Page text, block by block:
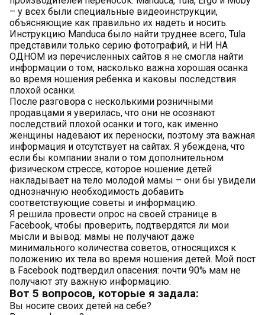
– у всех были специальные видеоинструкции,
объясняющие как правильно их надеть и носить.
Инструкцию Manduca было найти труднее всего, Tula
представили только серию фотографий, и НИ НА
ОДНОМ из перечисленных сайтов я не смогла найти
информации о том, насколько важна хорошая осанка
во время ношения ребенка и каковы последствия
плохой осанки.
После разговора с несколькими розничными
продавцами я уверилась, что они не осознают
последствий плохой осанки и того, как именно
женщины надевают их переноски, поэтому эта важная
информация и отсутствует на сайтах. Я убеждена, что
если бы компании знали о том дополнительном
физическом стрессе, которое ношение детей
накладывает на тело молодой мамы – они бы увидели
однозначную необходимость добавить
соответствующие советы и информацию.
Я решила провести опрос на своей странице в
Facebook, чтобы проверить, подтвердятся ли мои
мысли и вывод: мамы не получают даже
минимального количества советов, относящихся к
положению их тела во время ношения детей. Мой пост
в Facebook подтвердил опасения: почти 90% мам не
получают эту важную информацию.
Вот 5 вопросов, которые я задала:
Вы носите своих детей на себе?